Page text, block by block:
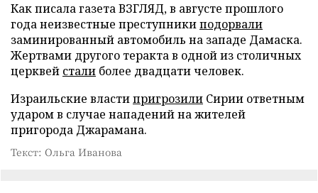
Как писала газета ВЗГЛЯД, в августе прошлого
года неизвестные преступникиподорвали
заминированный автомобиль на западе Дамаска.
Жертвами другого теракта в одной из столичных
церквей стали более двадцати человек.
Израильские властипригрозили Сирии ответным
ударом в случае нападений на жителей
пригорода Джарамана.
Текст: Ольга Иванова